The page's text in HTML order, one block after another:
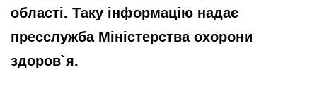
області. Таку інформацію надає
пресслужба Міністерства охорони
здоров`я.